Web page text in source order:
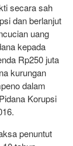
secara sah
dan berlanjut
uang
kepada
Rp250 juta
kurungan
dalam
Korupsi
penuntut